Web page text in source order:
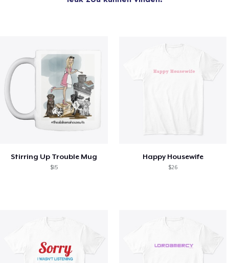
Stirring Up Trouble Mug
$15
Happy Housewife
$26